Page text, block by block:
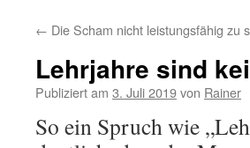
← Die Scham nicht leistungsfähig zu
Lehrjahre sind
Publiziert am 3. Juli 2019von Rainer
So ein Spruch wie